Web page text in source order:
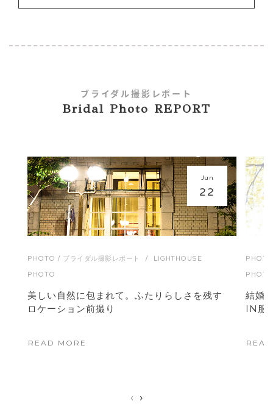
ブライダル撮影レポート
Bridal Photo REPORT
Jun
22
PHOTO / ブライダル撮影レポート /
LIGHTHOUSE
PHOTO
美しい自然に包まれて。ふたりらしさを残す
ロケーション前撮り
READ MORE
PHOTO
PHOTO
結婚
IN服
‹ ›